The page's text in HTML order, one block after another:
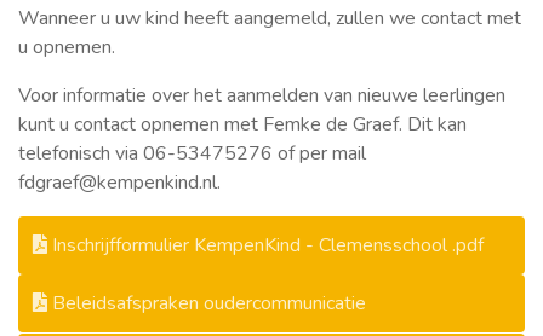
Wanneer u uw kind heeft aangemeld, zullen we contact met
u opnemen.
Voor informatie over het aanmelden van nieuwe leerlingen
kunt u contact opnemen met Femke de Graef. Dit kan
telefonisch via 06-53475276 of per mail
fdgraef@kempenkind.nl.
Inschrijfformulier KempenKind - Clemensschool .pdf
Beleidsafspraken oudercommunicatie